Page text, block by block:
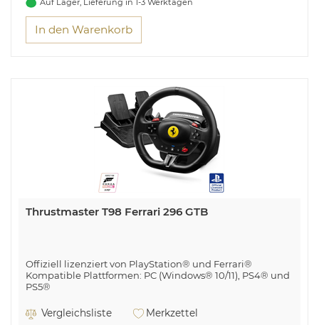
Auf Lager, Lieferung in 1-3 Werktagen
In den Warenkorb
Thrustmaster T98 Ferrari 296 GTB
Offiziell lizenziert von PlayStation® und Ferrari®
Kompatible Plattformen: PC (Windows® 10/11), PS4® und
PS5®
Der ganze Spaß am Fahren!
Vergleichsliste Merkzettel